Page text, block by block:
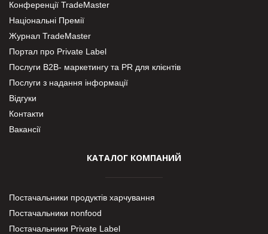
Конференції TradeMaster
Національні Премії
Журнал TradeMaster
Портал про Private Label
Послуги В2В- маркетингу та PR для клієнтів
Послуги з надання інформації
Відгуки
Контакти
Вакансії
КАТАЛОГ КОМПАНИЙ
Постачальники продуктів харчування
Постачальники nonfood
Постачальники Private Label